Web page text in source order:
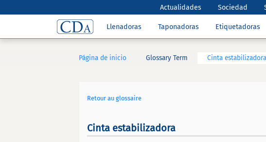
Actualidades Sociedad
Llenadoras Taponadoras Etiquetadoras
Página de inicio Glossary Term Cinta estabilizadora
Retour au glossaire
Cinta estabilizadora